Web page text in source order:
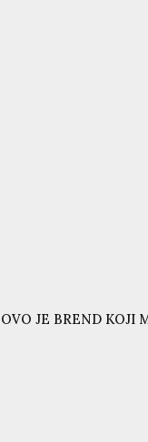
JE BREND KOJI